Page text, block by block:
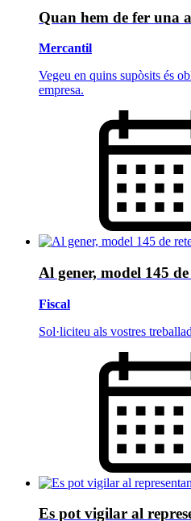
Quan hem de fer una
Mercantil
Vegeu en quins supòsits és
empresa.
Al gener, model 145
Fiscal
Sol·liciteu als vostres
Es pot vigilar al